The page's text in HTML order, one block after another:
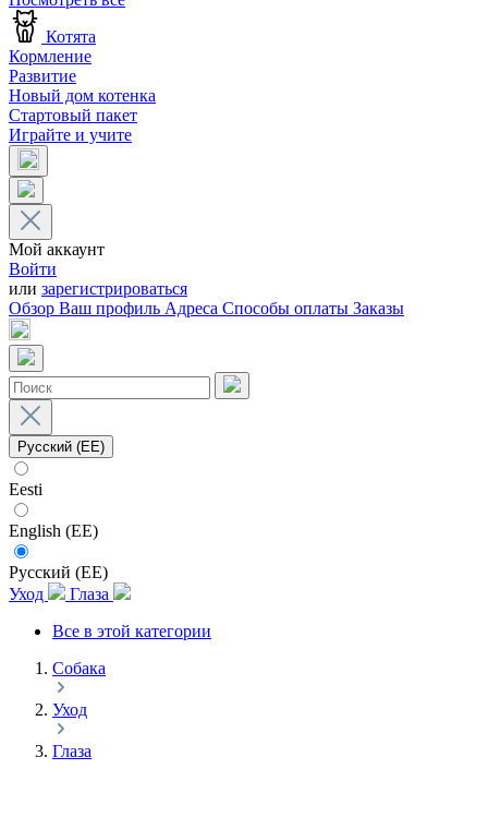
Котята
Кормление
Развитие
Новый дом котенка
Стартовый пакет
Играйте и учите
Мой аккаунт
Войти
или зарегистрироваться
Обзор Ваш профиль Адреса Способы оплаты Заказы
Русский (EE)
Eesti
English (EE)
Русский (EE)
Уход
Глаза
Все в этой категории
Собака
Уход
Глаза